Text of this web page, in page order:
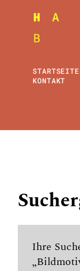
STARTSEITE
KONTAKT
Ihre